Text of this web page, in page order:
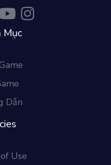
Mục
Dẫn
Use